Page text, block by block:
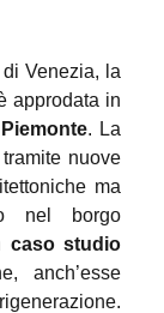
Venezia, la
approdata in
Piemonte. La
nuove
ma
nel borgo
caso studio
anch’esse